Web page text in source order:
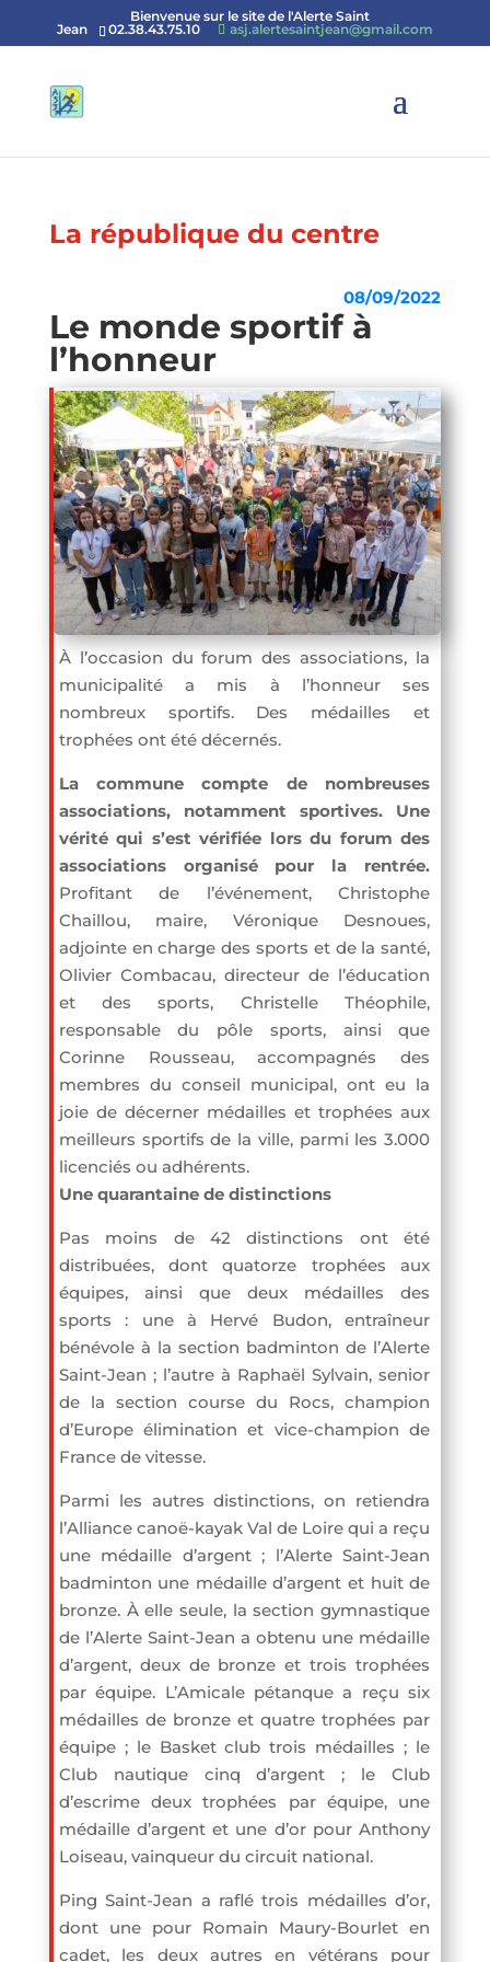
Bienvenue sur le site de l'Alerte Saint
Jean
02.38.43.75.10 asj.alertesaintjean@gmail.com
La république du centre
08/09/2022
Le monde sportif à
l’honneur
À l’occasion du forum des associations, la
municipalité a mis à l’honneur ses
nombreux sportifs. Des médailles et
trophées ont été décernés.
La commune compte de nombreuses
associations, notamment sportives. Une
vérité qui s’est vérifiée lors du forum des
associations organisé pour la rentrée.
Profitant de l’événement, Christophe
Chaillou, maire, Véronique Desnoues,
adjointe en charge des sports et de la santé,
Olivier Combacau, directeur de l’éducation
et des sports, Christelle Théophile,
responsable du pôle sports, ainsi que
Corinne Rousseau, accompagnés des
membres du conseil municipal, ont eu la
joie de décerner médailles et trophées aux
meilleurs sportifs de la ville, parmi les 3.000
licenciés ou adhérents.
Une quarantaine de distinctions
Pas moins de 42 distinctions ont été
distribuées, dont quatorze trophées aux
équipes, ainsi que deux médailles des
sports : une à Hervé Budon, entraîneur
bénévole à la section badminton de l’Alerte
Saint-Jean ; l’autre à Raphaël Sylvain, senior
de la section course du Rocs, champion
d’Europe élimination et vice-champion de
France de vitesse.
Parmi les autres distinctions, on retiendra
l’Alliance canoë-kayak Val de Loire qui a reçu
une médaille d’argent ; l’Alerte Saint-Jean
badminton une médaille d’argent et huit de
bronze. À elle seule, la section gymnastique
de l’Alerte Saint-Jean a obtenu une médaille
d’argent, deux de bronze et trois trophées
par équipe. L’Amicale pétanque a reçu six
médailles de bronze et quatre trophées par
équipe ; le Basket club trois médailles ; le
Club nautique cinq d’argent ; le Club
d’escrime deux trophées par équipe, une
médaille d’argent et une d’or pour Anthony
Loiseau, vainqueur du circuit national.
Ping Saint-Jean a raflé trois médailles d’or,
dont une pour Romain Maury-Bourlet en
cadet, les deux autres en vétérans pour